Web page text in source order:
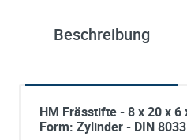
Beschreibung
HM Frässtifte - 8 x 20 x
Form: Zylinder - DIN